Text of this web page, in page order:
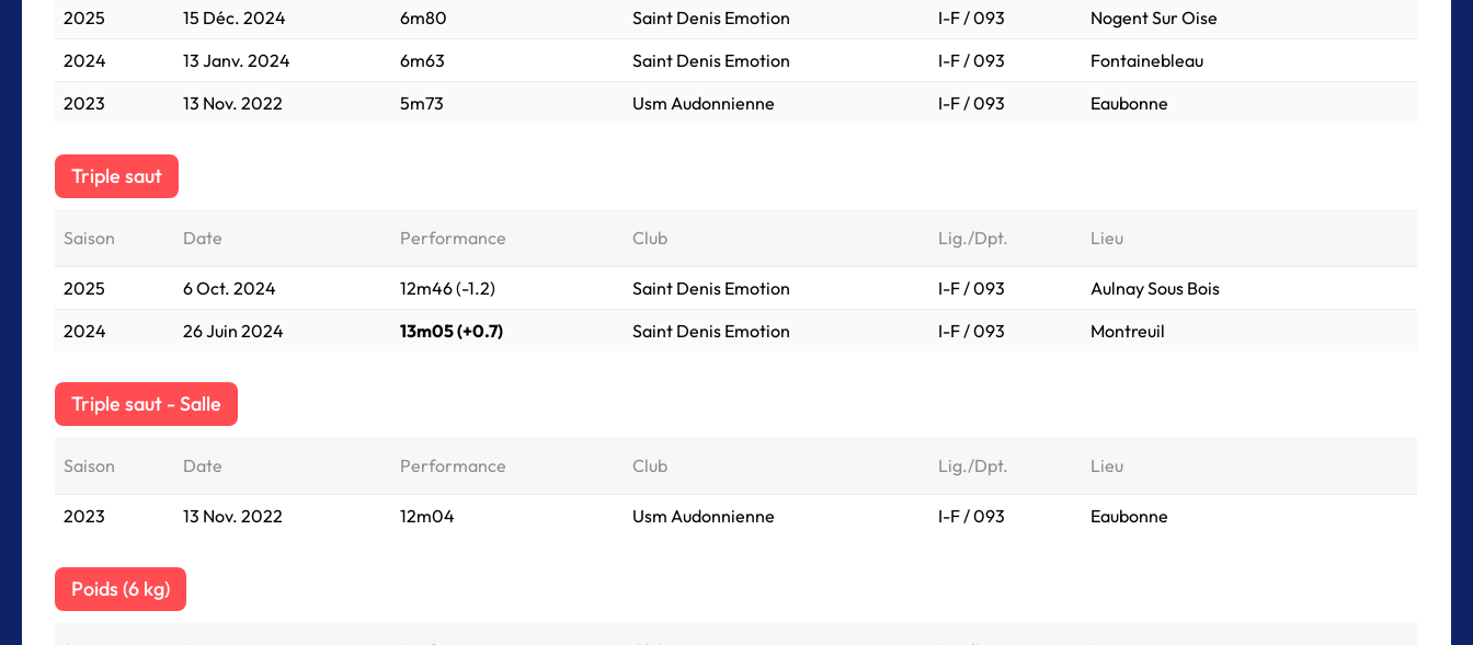
2025
15 Déc. 2024 6m80 Saint Denis Emotion I-F / 093
Nogent Sur Oise
2024
13 Janv. 2024 6m63 Saint Denis Emotion I-F / 093
Fontainebleau
2023
13 Nov. 2022 5m73 Usm Audonnienne I-F / 093 Eaubonne
Triple saut
Saison Date Performance Club Lig./Dpt. Lieu
2025 6 Oct. 2024 12m46 (-1.2) Saint Denis Emotion I-F / 093
Aulnay Sous Bois
2024
26 Juin 2024 13m05 (+0.7) Saint Denis Emotion I-F / 093 Montreuil
Triple saut - Salle
Saison Date Performance Club Lig./Dpt. Lieu
2023 13 Nov. 2022 12m04 Usm Audonnienne I-F / 093 Eaubonne
Poids (6 kg)